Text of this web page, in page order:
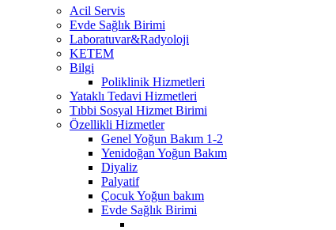
Acil Servis
Evde Sağlık Birimi
Laboratuvar&Radyoloji
KETEM
Bilgi
Poliklinik Hizmetleri
Yataklı Tedavi Hizmetleri
Tıbbi Sosyal Hizmet Birimi
Özellikli Hizmetler
Genel Yoğun Bakım 1-2
Yenidoğan Yoğun Bakım
Diyaliz
Palyatif
Çocuk Yoğun bakım
Evde Sağlık Birimi